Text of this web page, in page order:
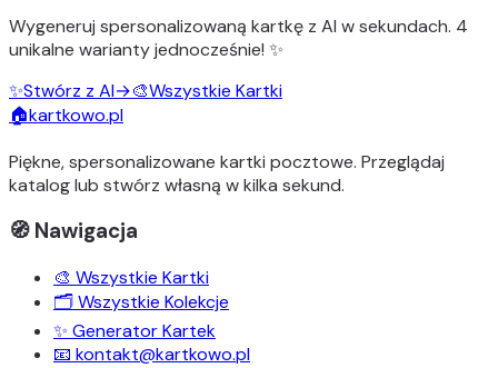
Wygeneruj spersonalizowaną kartkę z AI w sekundach. 4
unikalne wariantyjednocześnie! ✨
✨Stwórz z AI→🎨Wszystkie Kartki
🏠kartkowo.pl
Piękne, spersonalizowane kartki pocztowe. Przeglądaj
katalog lub stwórz własną w kilka sekund.
🧭 Nawigacja
🎨 Wszystkie Kartki
🗂️ Wszystkie Kolekcje
✨ Generator Kartek
📧 kontakt@kartkowo.pl